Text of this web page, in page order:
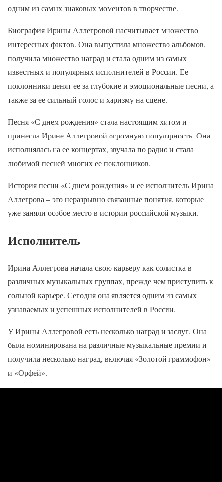
одним из самых знаковых моментов в творчестве.
Биография Ирины Аллегровой насчитывает множество
интересных фактов. Она выпустила множество альбомов,
получила множество наград и стала одним из самых
известных и популярных исполнителей в России. Ее
поклонники ценят ее за глубокие и эмоциональные песни, а
также за ее сильный голос и харизму на сцене.
Песня «С днем рождения» стала настоящим хитом и
принесла Ирине Аллегровой огромную популярность. Она
исполнялась на ее концертах, звучала по радио и стала
любимой песней многих ее поклонников.
История песни «С днем рождения» и ее исполнитель Ирина
Аллегрова – это неразрывно связанные понятия, которые
уже заняли особое место в истории российской музыки.
Исполнитель
Ирина Аллегрова начала свою карьеру как солистка в
различных музыкальных группах, прежде чем приступить к
сольной карьере. Сегодня она является одним из самых
узнаваемых и успешных исполнителей в России.
У Ирины Аллегровой есть несколько наград и заслуг. Она
была номинирована на различные музыкальные премии и
получила несколько наград, включая «Золотой граммофон»
и «Орфей».